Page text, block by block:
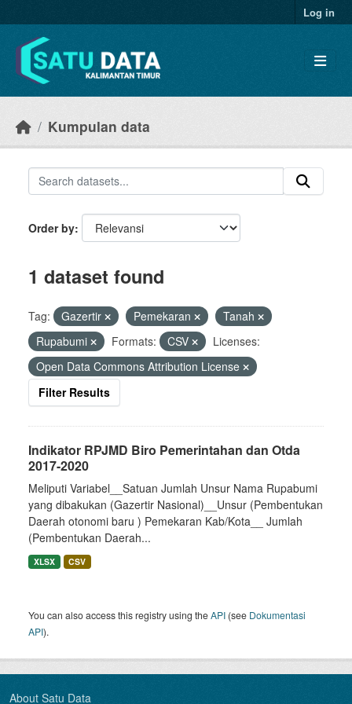
Log in
Kumpulan data
Order by
1 dataset found
Tag: Gazertir Pemekaran
Tanah
Rupabumi
Formats: CSV
Licenses:
Open Data Commons Attribution License
Filter Results
Indikator RPJMD Biro Pemerintahan dan Otda
2017-2020
Meliputi Variabel__Satuan Jumlah Unsur Nama Rupabumi
yang dibakukan (Gazertir Nasional)__Unsur (Pembentukan
Daerah otonomi baru ) Pemekaran Kab/Kota__ Jumlah
(Pembentukan Daerah...
XLSX CSV
You can also access this registry using theAPI (see Dokumentasi
API).
About Satu Data